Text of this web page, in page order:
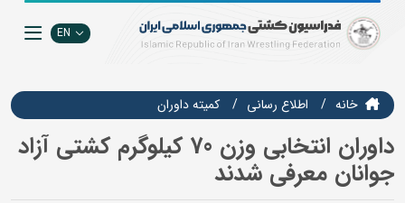
EN
خانه اطلاع رسانی کمیته داوران
داوران انتخابی وزن 70 کیلوگرم کشتی آزاد
جوانان معرفی شدند